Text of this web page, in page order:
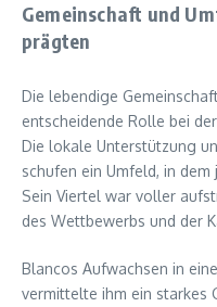
Gemeinschaft und
prägten
Die lebendige
entscheidende Rolle bei
Die lokale Unterstützung
schufen ein Umfeld, in
Sein Viertel war voller
des Wettbewerbs und der
Blancos Aufwachsen in
vermittelte ihm ein starkes